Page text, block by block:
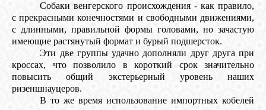
Собаки венгерского происхождения - как правило,
с прекрасными конечностями и свободными движениями,
с длинными, правильной формы головами, но зачастую
имеющие растянутый формат и бурый подшерсток.
Эти две группы удачно дополняли друг друга при
кроссах, что позволило в короткий срок значительно
повысить общий экстерьерный уровень наших
ризеншнауцеров.
В то же время использование импортных кобелей